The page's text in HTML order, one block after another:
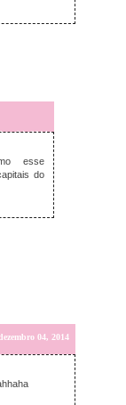
04, 2014
esse
do
04, 2014